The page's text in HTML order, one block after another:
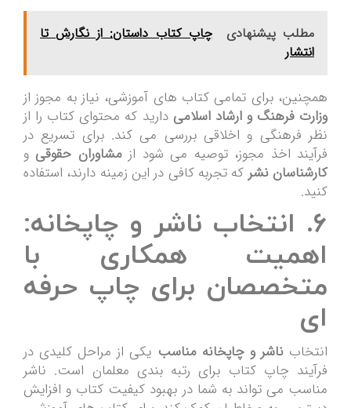
مطلب پیشنهادی
چاپ کتاب داستان: از نگارش تا
انتشار
همچنین، برای تمامی کتاب های آموزشی، نیاز به مجوز از
وزارت فرهنگ و ارشاد اسلامی دارید که محتوای کتاب را از
نظر فرهنگی و اخلاقی بررسی می کند. برای تسریع در
فرآیند اخذ مجوز، توصیه می شود ازمشاوران حقوقی و
کارشناسان نشر که تجربه کافی در این زمینه دارند، استفاده
کنید.
۶. انتخاب ناشر و چاپخانه:
اهمیت همکاری با
متخصصان برای چاپ حرفه
ای
انتخابناشر و چاپخانه مناسب یکی از مراحل کلیدی در
فرآیند چاپ کتاب برای رتبه بندی معلمان است. ناشر
مناسب می تواند به شما در بهبود کیفیت کتاب و افزایش